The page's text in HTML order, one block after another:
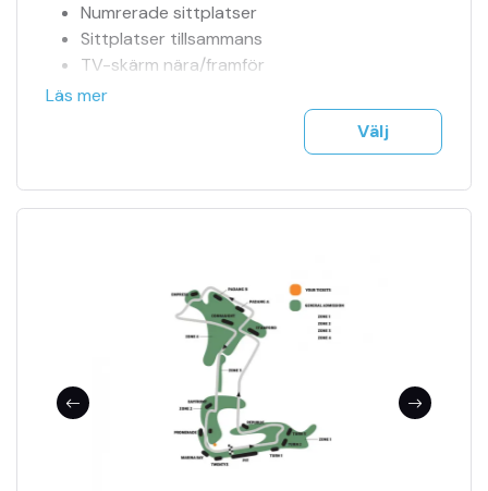
Numrerade sittplatser
Sittplatser tillsammans
TV-skärm nära/framför
Officiell biljettagent
Träning, kval & tävling ingår
Läs mer
Välj